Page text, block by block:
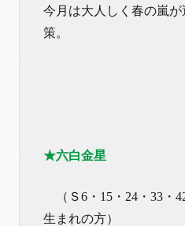
今月は大人しく春の嵐
策。
★六白金星
（Ｓ6・15・24・33・
生まれの方）